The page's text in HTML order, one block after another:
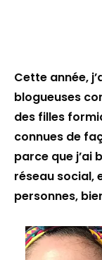
Cette année,
blogueuses
des filles
connues de
parce que j’ai
réseau social,
personnes,